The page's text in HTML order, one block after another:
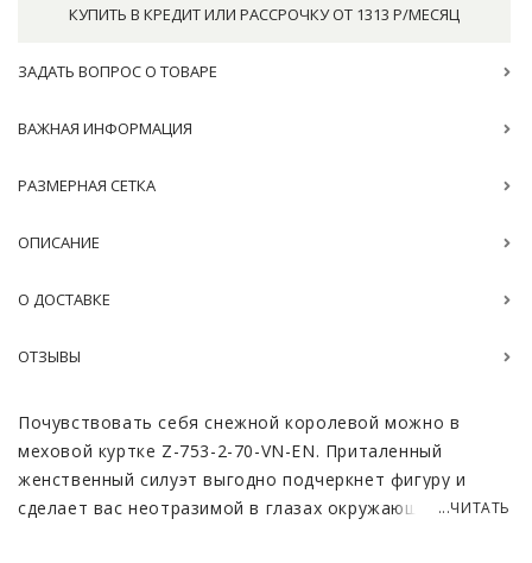
КУПИТЬ В КРЕДИТ ИЛИ РАССРОЧКУ ОТ 1313 Р/МЕСЯЦ
ЗАДАТЬ ВОПРОС О ТОВАРЕ
ВАЖНАЯ ИНФОРМАЦИЯ
РАЗМЕРНАЯ СЕТКА
ОПИСАНИЕ
О ДОСТАВКЕ
ОТЗЫВЫ
Почувствовать себя снежной королевой можно в
меховой куртке Z-753-2-70-VN-EN. Приталенный
женственный силуэт выгодно подчеркнет фигуру и
сделает вас неотразимой в глазах окружающих....ЧИТАТЬ